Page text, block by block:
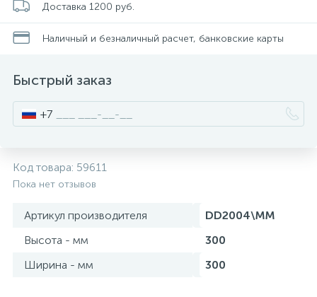
Доставка 1200 руб.
Наличный и безналичный расчет, банковские карты
Быстрый заказ
+7
Код товара: 59611
Пока нет отзывов
Артикул производителя
DD2004\MM
Высота - мм
300
Ширина - мм
300
Писсуары
Душевые трапы
Аксессуары для ванной
Ревизионный люк